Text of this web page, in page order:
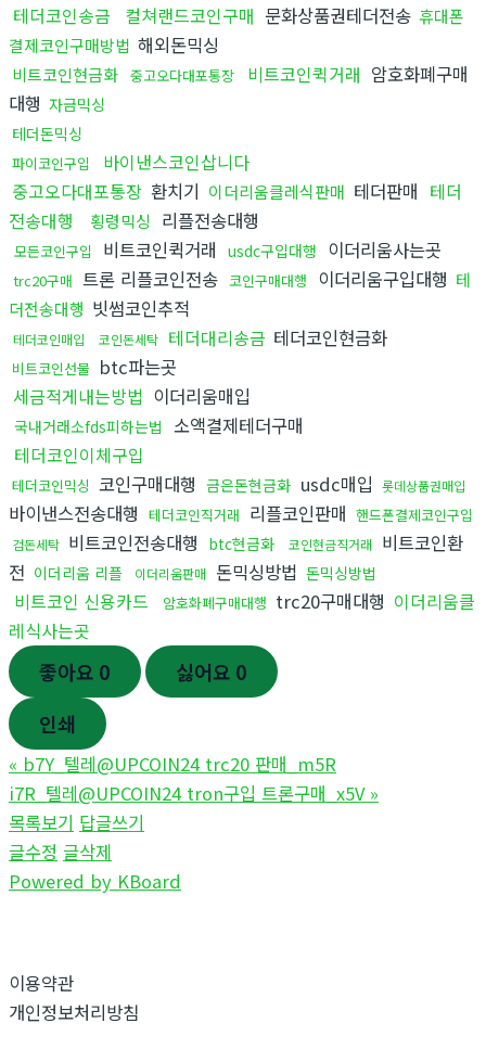
테더코인송금
컬쳐랜드코인구매 문화상품권테더전송 휴대폰
결제코인구매방법 해외돈믹싱
비트코인현금화 중고오다대포통장 비트코인퀵거래 암호화폐구매
대행 자금믹싱
테더돈믹싱
파이코인구입
바이낸스코인삽니다
중고오다대포통장 환치기 이더리움클레식판매 테더판매 테더
전송대행
횡령믹싱 리플전송대행
모든코인구입 비트코인퀵거래 usdc구입대행 이더리움사는곳
trc20구매 트론 리플코인전송 코인구매대행 이더리움구입대행 테
더전송대행 빗썸코인추적
테더코인매입 코인돈세탁 테더대리송금 테더코인현금화
비트코인선물 btc파는곳
세금적게내는방법 이더리움매입
국내거래소fds피하는법 소액결제테더구매
테더코인이체구입
테더코인믹싱 코인구매대행 금은돈현금화 usdc매입 롯데상품권매입
바이낸스전송대행 테더코인직거래 리플코인판매 핸드폰결제코인구입
검돈세탁 비트코인전송대행 btc현금화 코인현금직거래 비트코인환
전 이더리움 리플 이더리움판매 돈믹싱방법 돈믹싱방법
비트코인 신용카드 암호화폐구매대행 trc20구매대행 이더리움클
레식사는곳
좋아요 0 싫어요 0
인쇄
« b7Y_텔레@UPCOIN24 trc20 판매_m5R
i7R_텔레@UPCOIN24 tron구입 트론구매_x5V »
목록보기 답글쓰기
글수정 글삭제
Powered by KBoard
이용약관
개인정보처리방침